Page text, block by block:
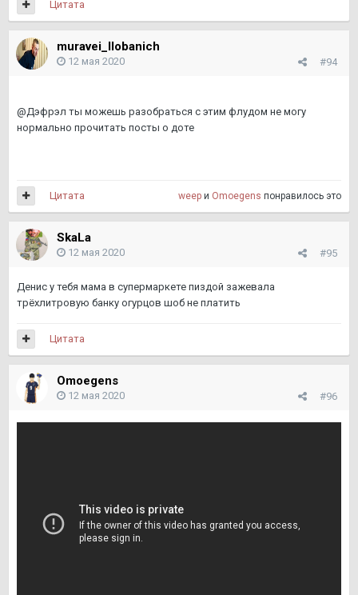
Цитата
muravei_llobanich
#94
12 мая 2020
@Дэфрэл ты можешь разобраться с этим флудом не могу
нормально прочитать посты о доте
weep и Omoegens понравилось это
Цитата
SkaLa
#95
12 мая 2020
Денис у тебя мама в супермаркете пиздой зажевала
трёхлитровую банку огурцов шоб не платить
Цитата
Omoegens
#96
12 мая 2020